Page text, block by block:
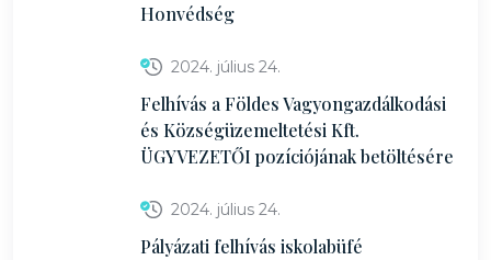
Honvédség
2024. július 24.
Felhívás a Földes Vagyongazdálkodási
és Községüzemeltetési Kft.
ÜGYVEZETŐI pozíciójának betöltésére
2024. július 24.
Pályázati felhívás iskolabüfé